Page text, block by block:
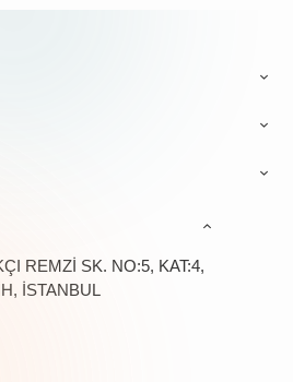
REMZİ SK. NO:5, KAT:4,
İSTANBUL